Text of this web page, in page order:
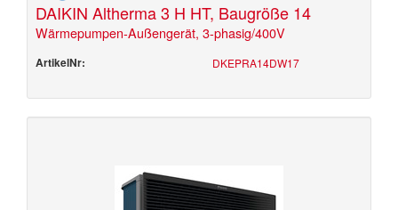
DAIKIN Altherma 3 H HT, Baugröße 14
Wärmepumpen-Außengerät, 3-phasig/400V
ArtikelNr: DKEPRA14DW17